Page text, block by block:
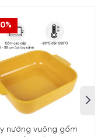
Peugeot
chảo, dụng cụ nấu
trượt
nướng vuông gốm